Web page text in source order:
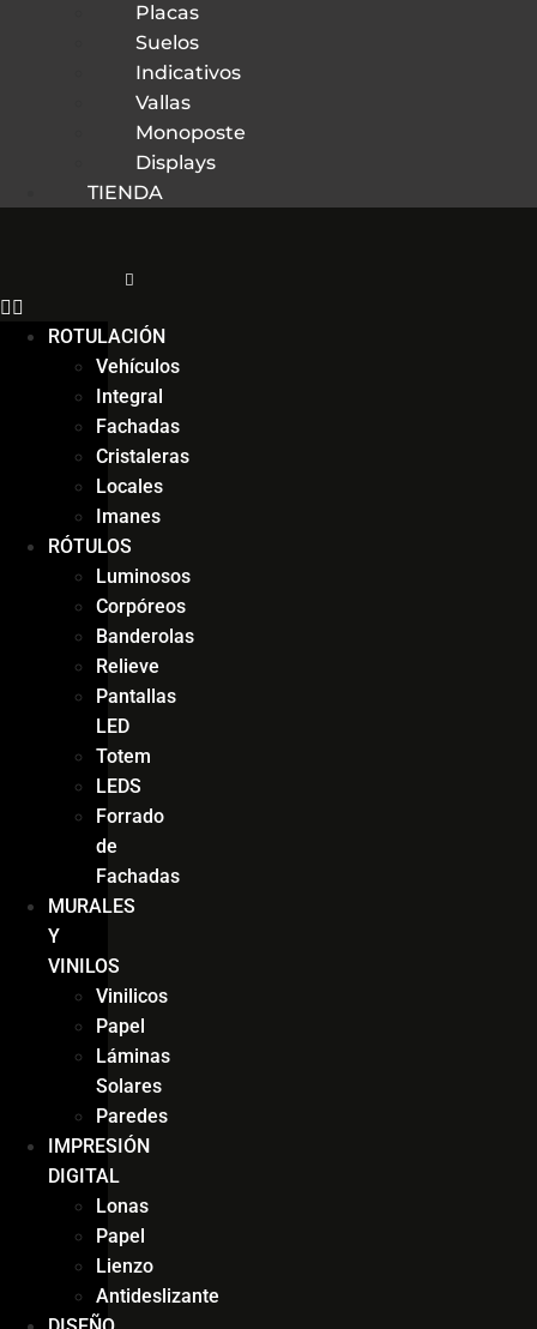
Placas
Suelos
Indicativos
Vallas
Monoposte
Displays
TIENDA
ROTULACIÓN
Vehículos
Integral
Fachadas
Cristaleras
Locales
Imanes
RÓTULOS
Luminosos
Corpóreos
Banderolas
Relieve
Pantallas
LED
Totem
LEDS
Forrado
de
Fachadas
MURALES
Y
VINILOS
Vinilicos
Papel
Láminas
Solares
Paredes
IMPRESIÓN
DIGITAL
Lonas
Papel
Lienzo
Antideslizante